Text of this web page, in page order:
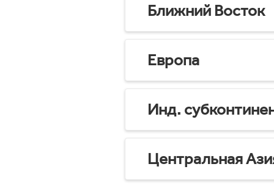
Ближний Восток
Европа
Инд.
Центральная